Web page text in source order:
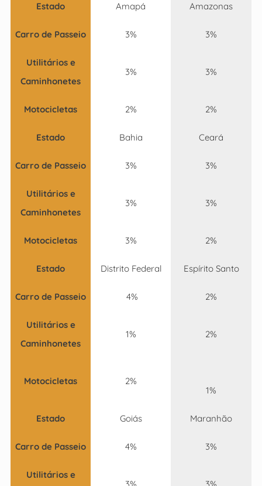
Estado Amapá Amazonas
Carro de Passeio 3% 3%
Utilitários e
Caminhonetes
3% 3%
Motocicletas 2% 2%
Estado Bahia Ceará
Carro de Passeio 3% 3%
Utilitários e
Caminhonetes
3% 3%
Motocicletas 3% 2%
Estado Distrito Federal Espírito Santo
Carro de Passeio 4% 2%
Utilitários e
Caminhonetes
1% 2%
Motocicletas
2%
1%
Estado Goiás Maranhão
Carro de Passeio 4% 3%
Utilitários e